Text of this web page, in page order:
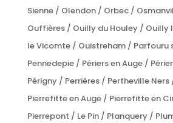
Sienne / Olendon / Orbec /
Ouffières / Ouilly du Houley / Ouilly
le Vicomte / Ouistreham / Parfouru
Pennedepie / Périers en Auge /
Périgny / Perrières / Pertheville
Pierrefitte en Auge / Pierrefitte en
Pierrepont / Le Pin / Planquery /